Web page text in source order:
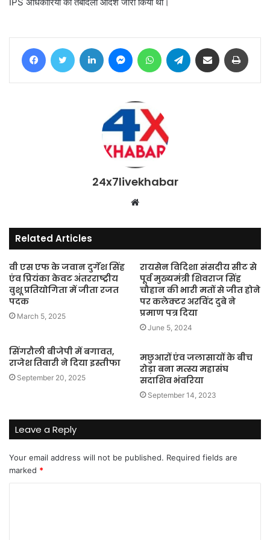
IPS अधिकारियों का तबादला आदेश जारी किया था।
FacebookTwitter LinkedIn MessengerWhatsAppTelegram Share via Email
24x7livekhabar
Website
Related Articles
वी एस एफ के जवान दुर्गेश सिंह
एंव प्रियंका केवट अंतरराष्ट्रीय
वुशू प्रतियोगिता में जीता रजत
पदक
March 5, 2025
रायसेन विदिशा संसदीय सीट से
पूर्व मुख्यमंत्री शिवराज सिंह
चौहान की भारी मतों से जीत होने
पर कलेक्टर अरविंद दुबे ने
प्रमाण पत्र दिया
June 5, 2024
सिंगरौली बीजेपी में बगावत,
राजेश तिवारी ने दिया इस्तीफा
September 20, 2025
मछुआरों एंव जलासायों के बीच
रोड़ा बना मत्स्य महासंघ
सदाशिव भंवरिया
September 14, 2023
Leave a Reply
Your email address will not be published. Required fields are
marked *